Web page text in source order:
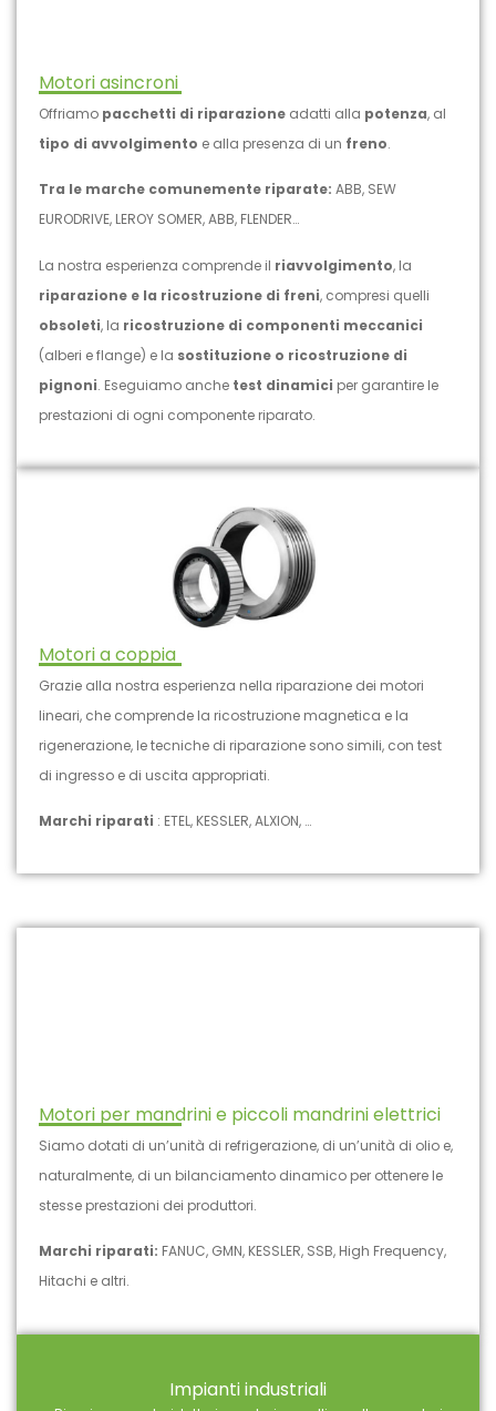
Motori asincroni
Offriamo pacchetti di riparazione adatti alla potenza, al
tipo di avvolgimento e alla presenza di un freno.
Tra le marche comunemente riparate: ABB, SEW
EURODRIVE, LEROY SOMER, ABB, FLENDER…
La nostra esperienza comprende il riavvolgimento, la
riparazione e la ricostruzione di freni, compresi quelli
obsoleti, la ricostruzione di componenti meccanici
(alberi e flange) e la sostituzione o ricostruzione di
pignoni. Eseguiamo anche test dinamici per garantire le
prestazioni di ogni componente riparato.
Motori a coppia
Grazie alla nostra esperienza nella riparazione dei motori
lineari, che comprende la ricostruzione magnetica e la
rigenerazione, le tecniche di riparazione sono simili, con test
di ingresso e di uscita appropriati.
Marchi riparati : ETEL, KESSLER, ALXION, …
Motori per mandrini e piccoli mandrini elettrici
Siamo dotati di un’unità di refrigerazione, di un’unità di olio e,
naturalmente, di un bilanciamento dinamico per ottenere le
stesse prestazioni dei produttori.
Marchi riparati: FANUC, GMN, KESSLER, SSB, High Frequency,
Hitachi e altri.
Impianti industriali